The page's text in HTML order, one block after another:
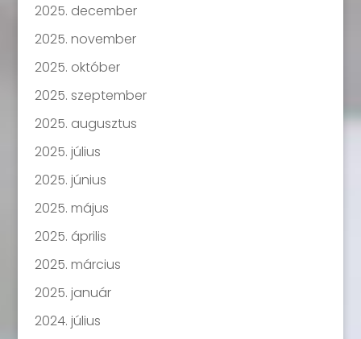
2025. december
2025. november
2025. október
2025. szeptember
2025. augusztus
2025. július
2025. június
2025. május
2025. április
2025. március
2025. január
2024. július